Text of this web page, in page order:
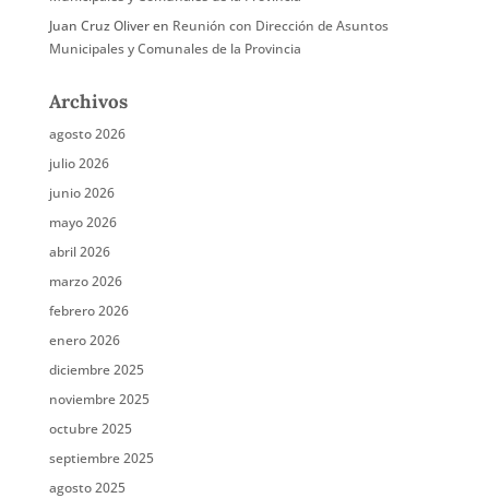
Juan Cruz Oliveren Reunión con Dirección de Asuntos
Municipales y Comunales de la Provincia
Archivos
agosto 2026
julio 2026
junio 2026
mayo 2026
abril 2026
marzo 2026
febrero 2026
enero 2026
diciembre 2025
noviembre 2025
octubre 2025
septiembre 2025
agosto 2025